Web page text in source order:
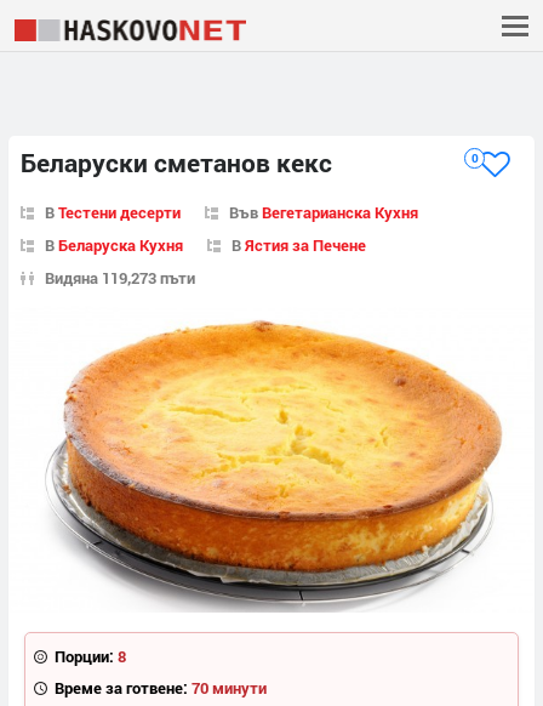
Беларуски сметанов кекс 0
ВТестени десерти ВъвВегетарианска Кухня
ВБеларуска Кухня ВЯстия за Печене
Видяна 119,273 пъти
Порции: 8
Време за готвене: 70 минути